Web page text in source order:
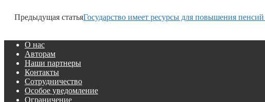
Предыдущая статьяГосударство имеет ресурсы для повышения
О нас
Авторам
Наши партнеры
Контакты
Сотрудничество
Особое уведомление
Ограничение